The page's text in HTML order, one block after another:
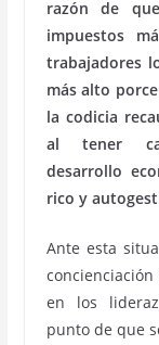
razón de
impuestos
trabajadores
más alto
la codicia
al tener
desarrollo
rico y
Ante esta
en los
punto de que